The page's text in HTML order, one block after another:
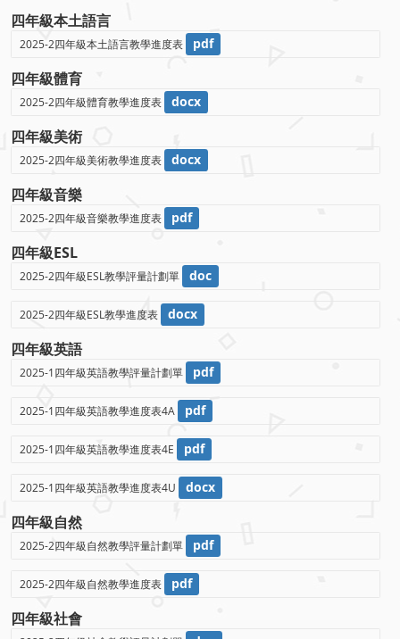
四年級社會
四年級自然
2025-2四年級自然教學評量計劃單 pdf
2025-2四年級自然教學進度表 pdf
四年級英語
2025-1四年級英語教學評量計劃單 pdf
2025-1四年級英語教學進度表4A pdf
2025-1四年級英語教學進度表4E pdf
2025-1四年級英語教學進度表4U docx
四年級ESL
2025-2四年級ESL教學評量計劃單 doc
2025-2四年級ESL教學進度表 docx
四年級音樂
2025-2四年級音樂教學進度表 pdf
四年級美術
2025-2四年級美術教學進度表 docx
四年級體育
2025-2四年級體育教學進度表 docx
四年級本土語言
2025-2四年級本土語言教學進度表 pdf